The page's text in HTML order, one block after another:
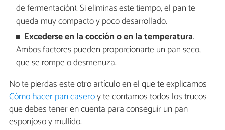
de fermentación). Si eliminas este tiempo, el pan te
queda muy compacto y poco desarrollado.
Excederse en la cocción o en la temperatura.
Ambos factores pueden proporcionarte un pan seco,
que se rompe o desmenuza.
No te pierdas este otro artículo en el que te explicamos
Cómo hacer pan caseroy te contamos todos los trucos
que debes tener en cuenta para conseguir un pan
esponjoso y mullido.